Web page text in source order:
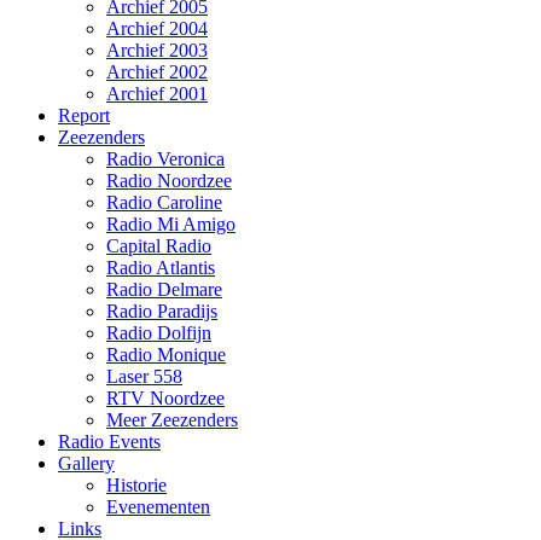
Archief 2005
Archief 2004
Archief 2003
Archief 2002
Archief 2001
Report
Zeezenders
Radio Veronica
Radio Noordzee
Radio Caroline
Radio Mi Amigo
Capital Radio
Radio Atlantis
Radio Delmare
Radio Paradijs
Radio Dolfijn
Radio Monique
Laser 558
RTV Noordzee
Meer Zeezenders
Radio Events
Gallery
Historie
Evenementen
Links